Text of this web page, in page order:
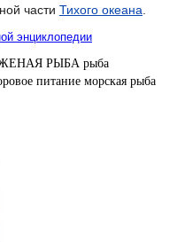
части Тихого океана.
энциклопедии
РЫБА рыба
питание морская рыба